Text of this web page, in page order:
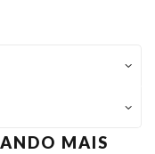
MAIS